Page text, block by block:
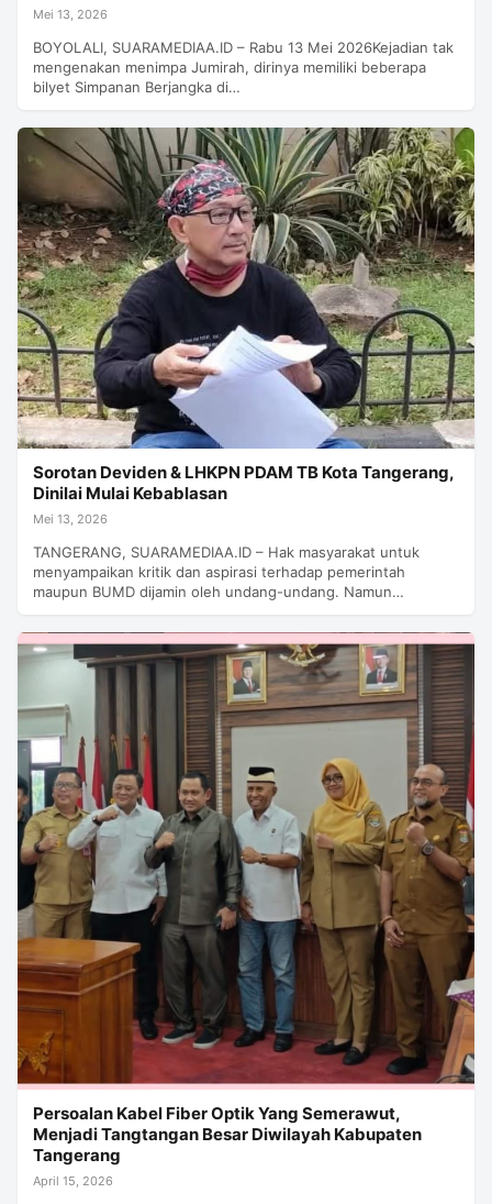
Mei 13, 2026
BOYOLALI, SUARAMEDIAA.ID – Rabu 13 Mei 2026Kejadian tak
mengenakan menimpa Jumirah, dirinya memiliki beberapa
bilyet Simpanan Berjangka di…
Sorotan Deviden & LHKPN PDAM TB Kota Tangerang,
Dinilai Mulai Kebablasan
Mei 13, 2026
TANGERANG, SUARAMEDIAA.ID – Hak masyarakat untuk
menyampaikan kritik dan aspirasi terhadap pemerintah
maupun BUMD dijamin oleh undang-undang. Namun…
Persoalan Kabel Fiber Optik Yang Semerawut,
Menjadi Tangtangan Besar Diwilayah Kabupaten
Tangerang
April 15, 2026